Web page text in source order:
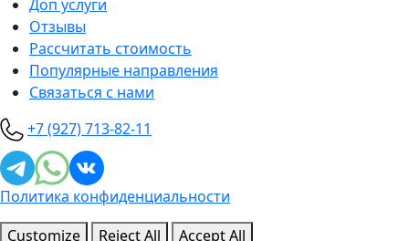
Доп услуги
Отзывы
Рассчитать стоимость
Популярные направления
Связаться с нами
+7 (927) 713-82-11
Политика конфиденциальности
Customize
Reject All
Accept All